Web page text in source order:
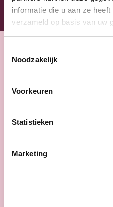
informatie die u aan ze
verzameld op basis van uw
Noodzakelijk
Voorkeuren
Statistieken
Marketing
Nieuws